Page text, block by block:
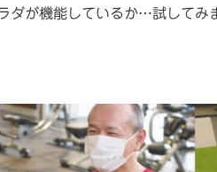
ダが機能しているか…試してみ